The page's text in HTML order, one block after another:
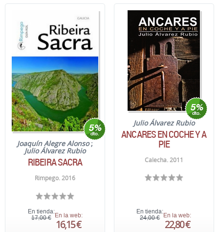
Joaquín Alegre Alonso;
Julio Álvarez Rubio
RIBEIRA SACRA
Rimpego. 2016
En tienda:
17,00 € En la web:
16,15 €
Julio Álvarez Rubio
ANCARES EN COCHE Y A
PIE
Calecha. 2011
En tienda:
24,00 €
En la web:
22,80 €